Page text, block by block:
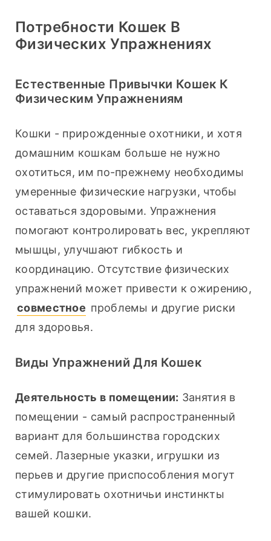
Потребности Кошек В
Физических Упражнениях
Естественные Привычки Кошек К
Физическим Упражнениям
Кошки - прирожденные охотники, и хотя
домашним кошкам больше не нужно
охотиться, им по-прежнему необходимы
умеренные физические нагрузки, чтобы
оставаться здоровыми. Упражнения
помогают контролировать вес, укрепляют
мышцы, улучшают гибкость и
координацию. Отсутствие физических
совместное проблемы и другие риски
для здоровья.
Виды Упражнений Для Кошек
Деятельность в помещении: Занятия в
помещении - самый распространенный
вариант для большинства городских
семей. Лазерные указки, игрушки из
перьев и другие приспособления могут
стимулировать охотничьи инстинкты
вашей кошки.